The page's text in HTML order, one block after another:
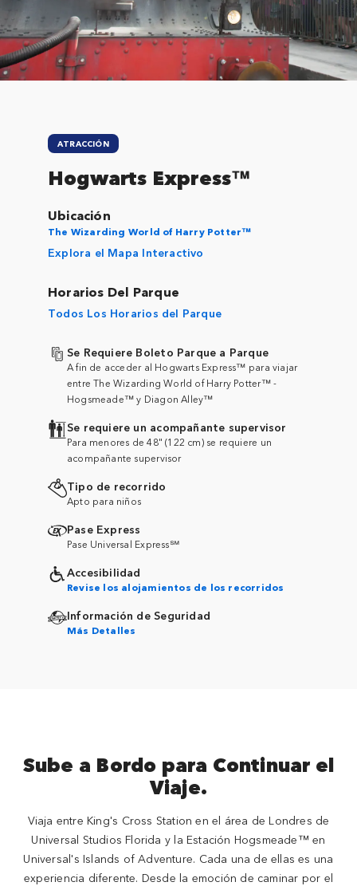
Close
ATRACCIÓN
Hogwarts Express™
Ubicación
The Wizarding World of Harry Potter™
Explora el Mapa Interactivo
Horarios Del Parque
Todos Los Horarios del Parque
Se Requiere Boleto Parque a Parque
A fin de acceder al Hogwarts Express™ para viajar
entre The Wizarding World of Harry Potter™ -
Hogsmeade™ y Diagon Alley™
Se requiere un acompañante supervisor
Para menores de 48" (122 cm) se requiere un
acompañante supervisor
Tipo de recorrido
Apto para niños
Pase Express
Pase Universal Express℠
Accesibilidad
Revise los alojamientos de los recorridos
Información de Seguridad
Más Detalles
Sube a Bordo para Continuar el
Viaje.
Viaja entre King's Cross Station en el área de Londres de
Universal Studios Florida y la Estación Hogsmeade™ en
Universal's Islands of Adventure. Cada una de ellas es una
experiencia diferente. Desde la emoción de caminar por el